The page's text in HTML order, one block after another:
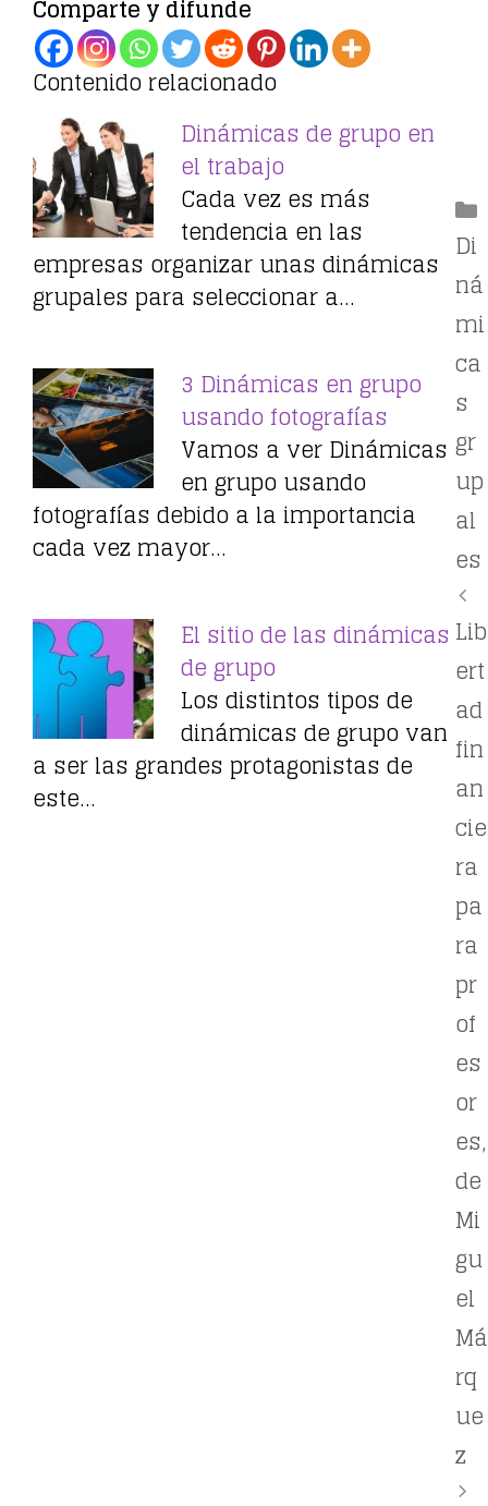
Comparte y difunde
Contenido relacionado
Dinámicas de grupo en
el trabajo
Cada vez es más
tendencia en las
empresas organizar unas dinámicas
grupales para seleccionar a…
3 Dinámicas en grupo
usando fotografías
Vamos a ver Dinámicas
en grupo usando
fotografías debido a la importancia
cada vez mayor…
El sitio de las dinámicas
de grupo
Los distintos tipos de
dinámicas de grupo van
a ser las grandes protagonistas de
este…
Di
ná
mi
ca
s
gr
up
al
es
Lib
ert
ad
fin
an
cie
ra
pa
ra
pr
of
es
or
es,
de
Mi
gu
el
Má
rq
ue
z